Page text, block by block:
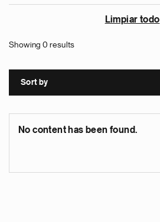
Limpiar todo
Showing 0 results
Sort by
No content has been found.